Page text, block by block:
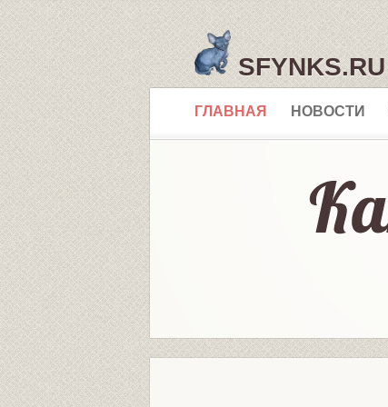
SFYNKS.RU
ГЛАВНАЯ НОВОСТИ